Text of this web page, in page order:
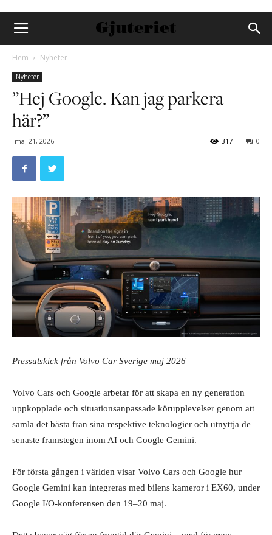
Hem Nyheter
Nyheter
”Hej Google. Kan jag parkera
här?”
maj 21, 2026 0
317
Pressutskick från Volvo Car Sverige maj 2026
Volvo Cars och Google arbetar för att skapa en ny generation
uppkopplade och situationsanpassade körupplevelser genom att
samla det bästa från sina respektive teknologier och utnyttja de
senaste framstegen inom AI och Google Gemini.
För första gången i världen visar Volvo Cars och Google hur
Google Gemini kan integreras med bilens kameror i EX60, under
Google I/O‑konferensen den 19–20 maj.